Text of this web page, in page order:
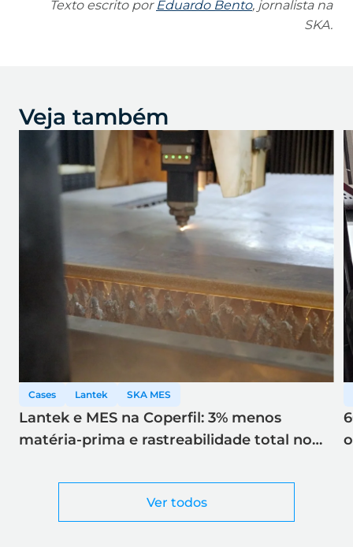
Texto escrito por Eduardo Bento, jornalista na
SKA.
Veja também
Ver todos
Cases Lantek SKA MES
Lantek e MES na Coperfil: 3% menos
matéria-prima e rastreabilidade total no